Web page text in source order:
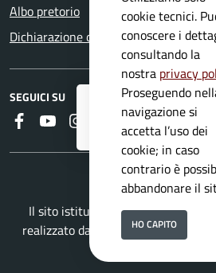
Registrati ai serviziAPP IO
aggiornamenti dall'Ente
Albo pretorio
Dichiarazione di accessibilità
SEGUICI SU
FaceboookYoutubeInstagram
RSS
Il sito istituzionale del Comune di
realizzato da
Secoval srlcon la
cookie tecnici.
conoscere i
consultando la
nostra privacy
Proseguendo
navigazione si
accetta l’uso dei
cookie; in caso
contrario è
abbandonare il
HO CAPITO